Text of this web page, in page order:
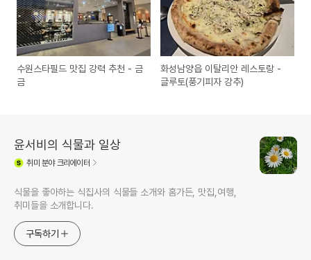
수원스타필드 맛집 강력 추천 - 금
금
화성남양읍 이탈리안 레스토랑 -
글루토(풍기피자 강추)
윤서비의 식물과 일상
취미 분야 크리에이터
식물을 좋아하는 식집사의 식물들 소개와 홈가든, 맛집,여행,
취미들을 소개합니다.
구독하기